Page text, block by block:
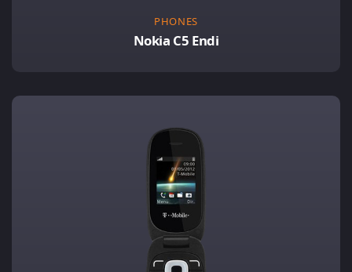
PHONES
Nokia C5 Endi